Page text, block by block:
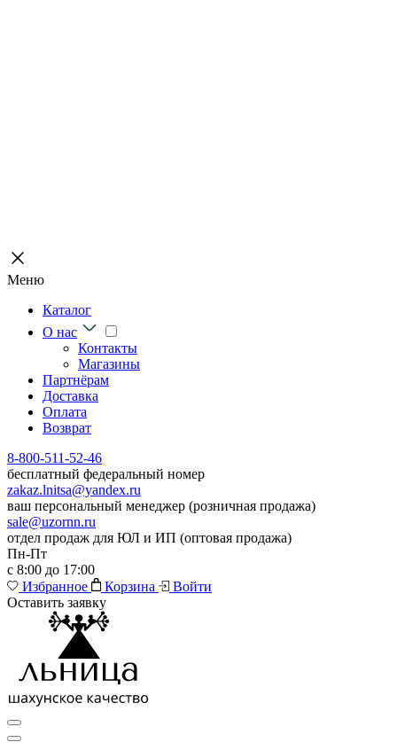
Меню
Каталог
О нас
Контакты
Магазины
Партнёрам
Доставка
Оплата
Возврат
8-800-511-52-46
бесплатный федеральный номер
zakaz.lnitsa@yandex.ru
ваш персональный менеджер (розничная продажа)
sale@uzornn.ru
отдел продаж для ЮЛ и ИП (оптовая продажа)
Пн-Пт
с 8:00 до 17:00
Избранное
Корзина
Войти
Оставить заявку